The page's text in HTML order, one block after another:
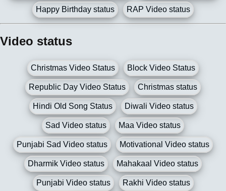
Happy Birthday status RAP Video status
Video status
Christmas Video Status Block Video Status
Republic Day Video Status Christmas status
Hindi Old Song Status Diwali Video status
Sad Video status Maa Video status
Punjabi Sad Video status Motivational Video status
Dharmik Video status Mahakaal Video status
Punjabi Video status Rakhi Video status